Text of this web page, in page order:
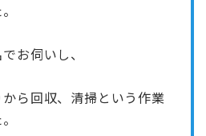
お伺いし、
ら回収、清掃という作業